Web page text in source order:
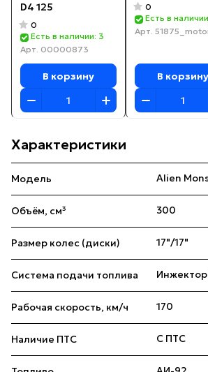
D4 125
0
Есть в наличии: 3
Арт. 00000873
В корзину
0
Есть в
Арт.
В корзину
Характеристики
Модель Alien
Объём, см³ 300
Размер колес (диски) 17"/17"
Система подачи топлива Инжектор
Рабочая скорость, км/ч 170
Наличие ПТС С ПТС